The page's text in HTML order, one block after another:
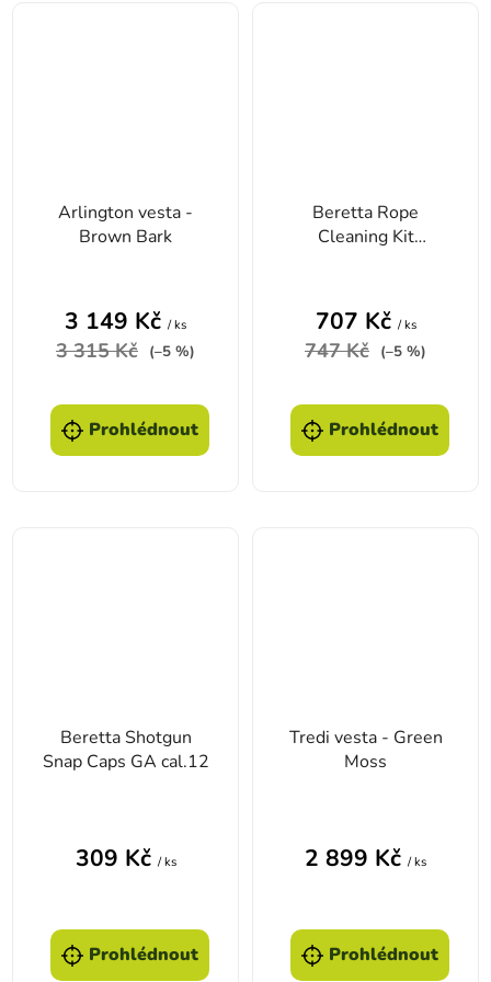
Arlington vesta -
Brown Bark
3 149 Kč / ks
3 315 Kč (–5 %)
Prohlédnout
Beretta Rope
Cleaning Kit
707 Kč / ks
747 Kč (–5 %)
Prohlédnout
Beretta Shotgun
Snap Caps GA cal.12
309 Kč / ks
Prohlédnout
Tredi vesta - Green
Moss
2 899 Kč / ks
Prohlédnout